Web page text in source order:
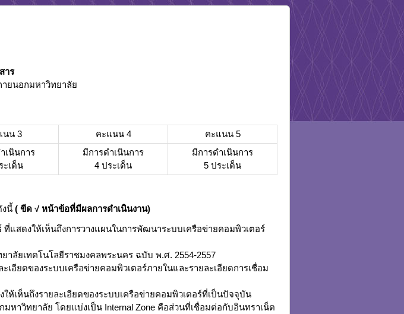
าร
ยนอกมหาวิทยาลัย
นน 3 คะแนน 4
คะแนน 5
เนินการ
ะเด็น
มีการดำเนินการ
4 ประเด็น
มีการดำเนินการ
5 ประเด็น
งนี้ ( ขีด √หน้าข้อที่มีผลการดำเนินงาน)
สดงให้เห็นถึงการวางแผนในการพัฒนาระบบเครือข่ายคอมพิวเตอร์
ลัยเทคโนโลยีราชมงคลพระนคร ฉบับ พ.ศ. 2554-2557
เอียดของระบบเครือข่ายคอมพิวเตอร์ภายในและรายละเอียดการเชื่อม
ห้เห็นถึงรายละเอียดของระบบเครือข่ายคอมพิวเตอร์ที่เป็นปัจจุบัน
หาวิทยาลัย โดยแบ่งเป็น Internal Zone คือส่วนที่เชื่อมต่อกับอินทราเน็ต